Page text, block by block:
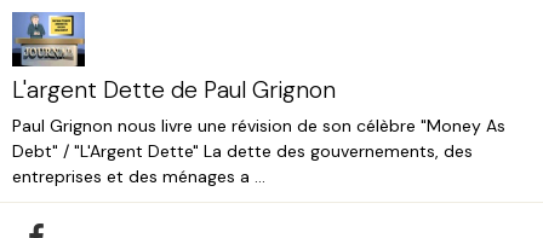
L'argent Dette de Paul Grignon
Paul Grignon nous livre une révision de son célèbre "Money As
Debt" / "L'Argent Dette" La dette des gouvernements, des
entreprises et des ménages a ...